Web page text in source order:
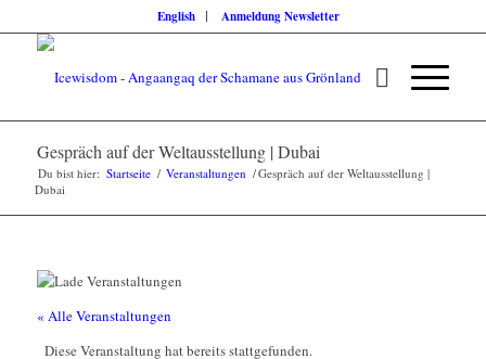
English Anmeldung Newsletter
Gespräch auf der Weltausstellung | Dubai
Du bist hier: Startseite / Veranstaltungen /Gespräch auf der Weltausstellung |
Dubai
« Alle Veranstaltungen
Diese Veranstaltung hat bereits stattgefunden.